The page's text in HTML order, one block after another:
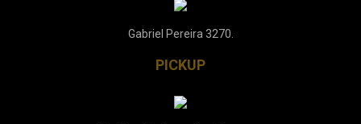
Gabriel Pereira 3270.
PICKUP